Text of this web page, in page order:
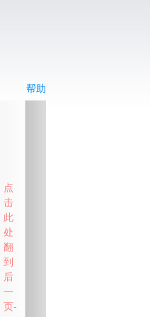
帮助
点
击
此
处
翻
到
后
一
页-